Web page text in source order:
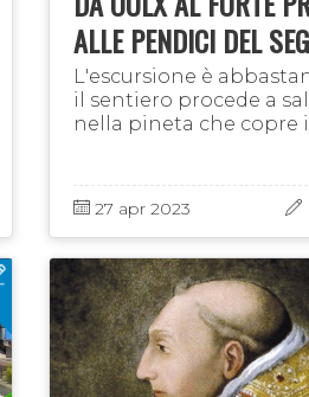
ALLE PENDICI DEL
L'escursione è
il sentiero procede a
nella pineta che copre
arriva proprio sotto …
27 apr 2023